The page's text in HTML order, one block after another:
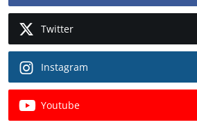
Twitter
Instagram
Youtube